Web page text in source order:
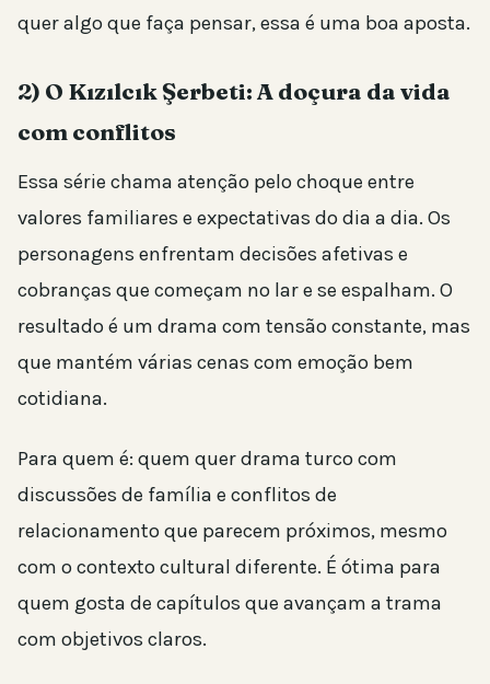
quer algo que faça pensar, essa é uma boa aposta.
2) O Kızılcık Şerbeti: A doçura da vida
com conflitos
Essa série chama atenção pelo choque entre
valores familiares e expectativas do dia a dia. Os
personagens enfrentam decisões afetivas e
cobranças que começam no lar e se espalham. O
resultado é um drama com tensão constante, mas
que mantém várias cenas com emoção bem
cotidiana.
Para quem é: quem quer drama turco com
discussões de família e conflitos de
relacionamento que parecem próximos, mesmo
com o contexto cultural diferente. É ótima para
quem gosta de capítulos que avançam a trama
com objetivos claros.